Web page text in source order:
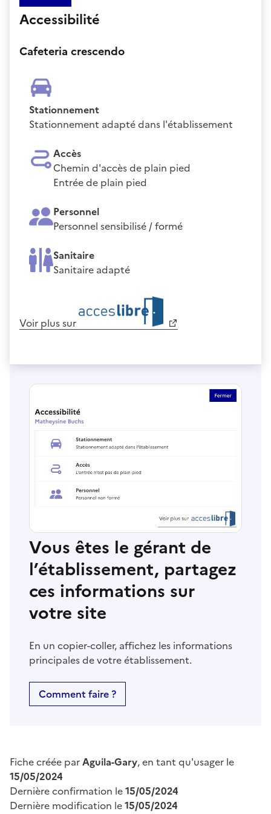
Accessibilité
Cafeteria crescendo
Stationnement
Stationnement adapté dans l'établissement
Accès
Chemin d'accès de plain pied
Entrée de plain pied
Personnel
Personnel sensibilisé / formé
Sanitaire
Sanitaire adapté
Voir plus sur
Vous êtes le gérant de
l’établissement, partagez
ces informations sur
votre site
En un copier-coller, affichez les informations
principales de votre établissement.
Comment faire ?
Fiche créée parAguila-Gary, en tant qu'usager le
15/05/2024
Dernière confirmation le15/05/2024
Dernière modification le15/05/2024